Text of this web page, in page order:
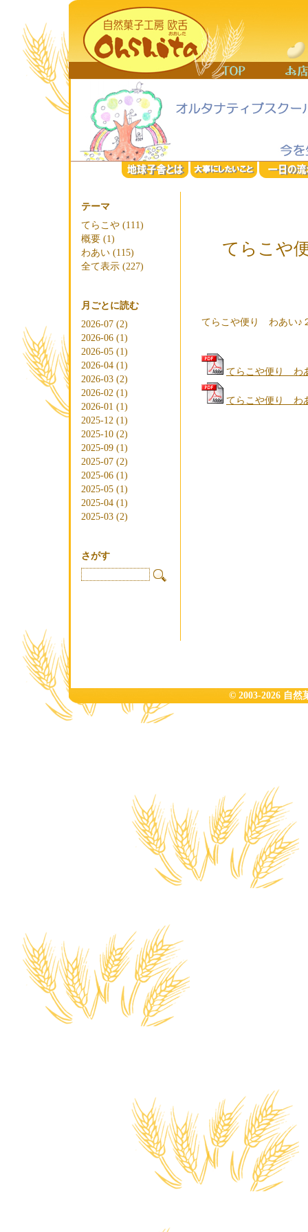
テーマ
てらこや (111)
概要 (1)
わあい (115)
全て表示 (227)
月ごとに読む
2026-07 (2)
2026-06 (1)
2026-05 (1)
2026-04 (1)
2026-03 (2)
2026-02 (1)
2026-01 (1)
2025-12 (1)
2025-10 (2)
2025-09 (1)
2025-07 (2)
2025-06 (1)
2025-05 (1)
2025-04 (1)
2025-03 (2)
さがす
てらこや
てらこや便り わあい♪
てらこや便り わ
てらこや便り わ
© 2003-2026 自然